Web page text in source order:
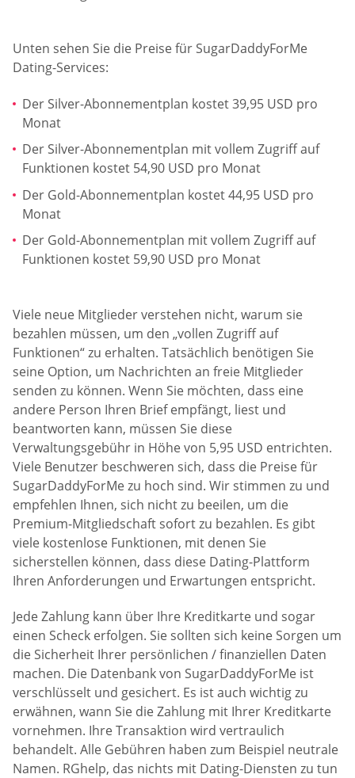
Unten sehen Sie die Preise für SugarDaddyForMe
Dating-Services:
Der Silver-Abonnementplan kostet 39,95 USD pro
Monat
Der Silver-Abonnementplan mit vollem Zugriff auf
Funktionen kostet 54,90 USD pro Monat
Der Gold-Abonnementplan kostet 44,95 USD pro
Monat
Der Gold-Abonnementplan mit vollem Zugriff auf
Funktionen kostet 59,90 USD pro Monat
Viele neue Mitglieder verstehen nicht, warum sie
bezahlen müssen, um den „vollen Zugriff auf
Funktionen“ zu erhalten. Tatsächlich benötigen Sie
seine Option, um Nachrichten an freie Mitglieder
senden zu können. Wenn Sie möchten, dass eine
andere Person Ihren Brief empfängt, liest und
beantworten kann, müssen Sie diese
Verwaltungsgebühr in Höhe von 5,95 USD entrichten.
Viele Benutzer beschweren sich, dass die Preise für
SugarDaddyForMe zu hoch sind. Wir stimmen zu und
empfehlen Ihnen, sich nicht zu beeilen, um die
Premium-Mitgliedschaft sofort zu bezahlen. Es gibt
viele kostenlose Funktionen, mit denen Sie
sicherstellen können, dass diese Dating-Plattform
Ihren Anforderungen und Erwartungen entspricht.
Jede Zahlung kann über Ihre Kreditkarte und sogar
einen Scheck erfolgen. Sie sollten sich keine Sorgen um
die Sicherheit Ihrer persönlichen / finanziellen Daten
machen. Die Datenbank von SugarDaddyForMe ist
verschlüsselt und gesichert. Es ist auch wichtig zu
erwähnen, wann Sie die Zahlung mit Ihrer Kreditkarte
vornehmen. Ihre Transaktion wird vertraulich
behandelt. Alle Gebühren haben zum Beispiel neutrale
Namen. RGhelp, das nichts mit Dating-Diensten zu tun